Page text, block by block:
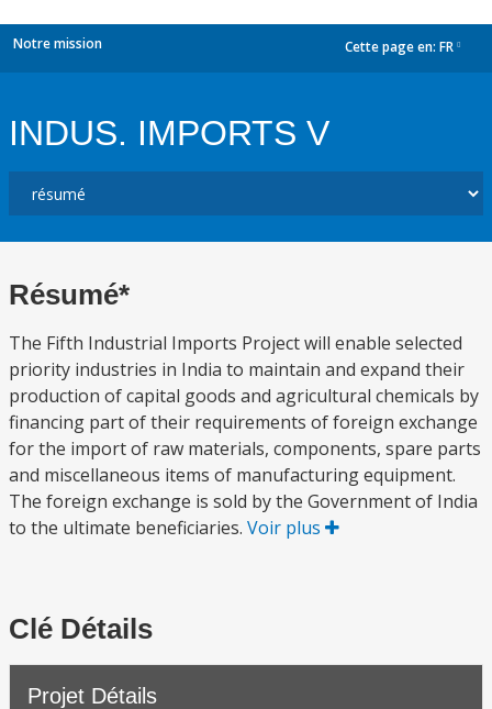
Notre mission Cette page en: FR
INDUS. IMPORTS V
Résumé*
The Fifth Industrial Imports Project will enable selected
priority industries in India to maintain and expand their
production of capital goods and agricultural chemicals by
financing part of their requirements of foreign exchange
for the import of raw materials, components, spare parts
and miscellaneous items of manufacturing equipment.
The foreign exchange is sold by the Government of India
to the ultimate beneficiaries. Voir plus
Clé Détails
Projet Détails